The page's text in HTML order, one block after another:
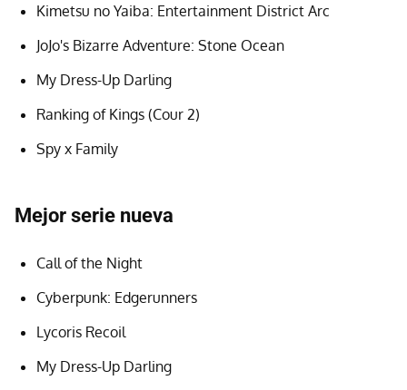
Kimetsu no Yaiba: Entertainment District Arc
JoJo's Bizarre Adventure: Stone Ocean
My Dress-Up Darling
Ranking of Kings (Cour 2)
Spy x Family
Mejor serie nueva
Call of the Night
Cyberpunk: Edgerunners
Lycoris Recoil
My Dress-Up Darling